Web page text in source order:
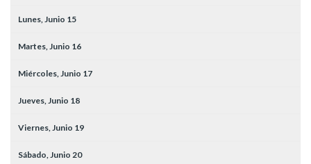
Lunes,Junio 15
Martes,Junio 16
Miércoles,Junio 17
Jueves,Junio 18
Viernes,Junio 19
Sábado,Junio 20